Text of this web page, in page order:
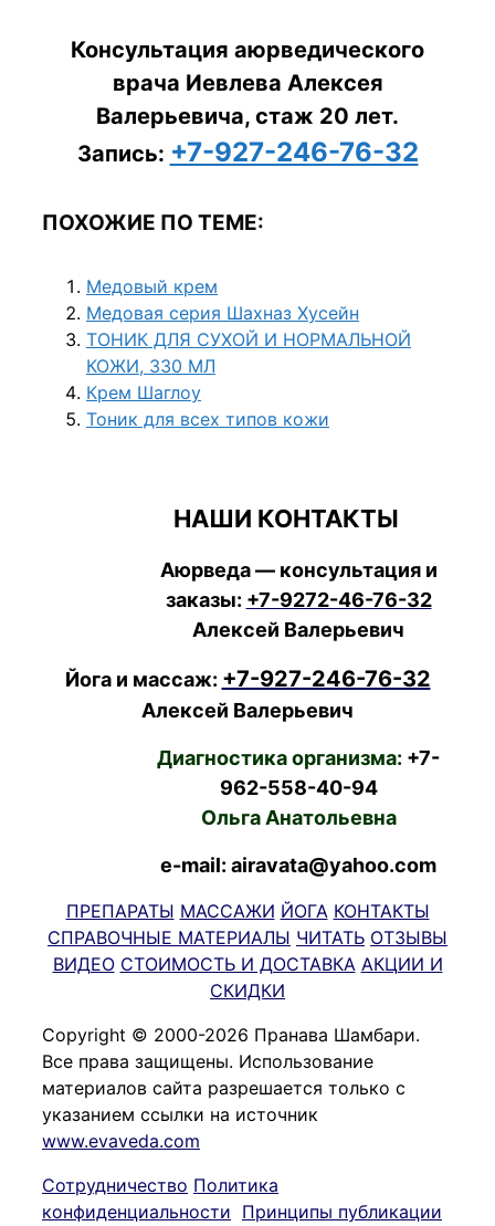
Консультация аюрведического
врача Иевлева Алексея
Валерьевича, стаж 20 лет.
Запись: +7-927-246-76-32
ПОХОЖИЕ ПО ТЕМЕ:
Медовый крем
Медовая серия Шахназ Хусейн
ТОНИК ДЛЯ СУХОЙ И НОРМАЛЬНОЙ
КОЖИ, 330 МЛ
Крем Шаглоу
Тоник для всех типов кожи
НАШИ КОНТАКТЫ
Аюрведа — консультация и
заказы: +7-9272-46-76-32
Алексей Валерьевич
Йога и массаж: +7-927-246-76-32
Алексей Валерьевич
Диагностика организма: +7-
962-558-40-94
Ольга Анатольевна
e-mail: airavata@yahoo.com
ПРЕПАРАТЫ МАССАЖИ ЙОГА КОНТАКТЫ
СПРАВОЧНЫЕ МАТЕРИАЛЫ ЧИТАТЬ ОТЗЫВЫ
ВИДЕО СТОИМОСТЬ И ДОСТАВКА АКЦИИ И
СКИДКИ
Copyright © 2000-2026 Пранава Шамбари.
Все права защищены. Использование
материалов сайта разрешается только с
указанием ссылки на источник
www.evaveda.com
Сотрудничество Политика
конфиденциальности Принципы публикации